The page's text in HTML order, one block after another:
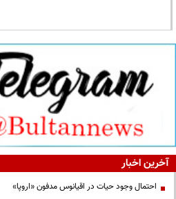
آخرین اخبار
احتمال وجود حیات در اقیانوس مدفون «اروپا»